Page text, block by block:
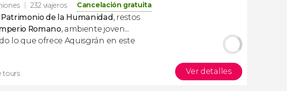
232 viajeros Cancelación gratuita
de la Humanidad, restos
Romano, ambiente joven...
lo que ofrece Aquisgrán en este
tours Ver detalles